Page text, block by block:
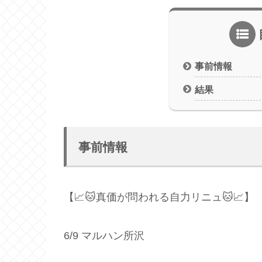
事前情報
結果
事前情報
【📈🐱真価が問われる自力リニュ🐱📈】
6/9 マルハン所沢